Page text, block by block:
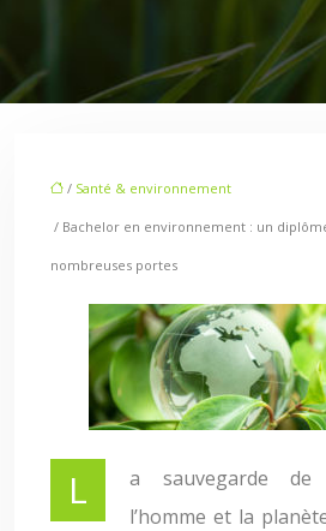
/ Santé & environnement
/ Bachelor en environnement : un
nombreuses portes
La sauvegarde de l’environnement,
l’homme et la